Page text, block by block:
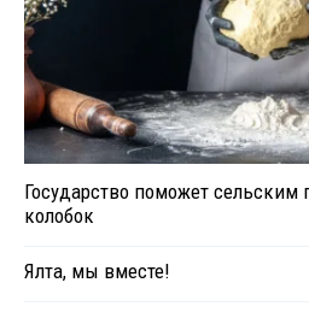
Государство поможет сельским
колобок
Ялта, мы вместе!